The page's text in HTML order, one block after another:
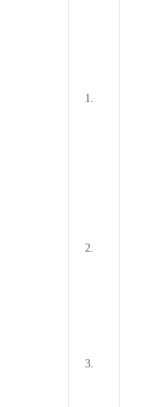
1.
2.
3.